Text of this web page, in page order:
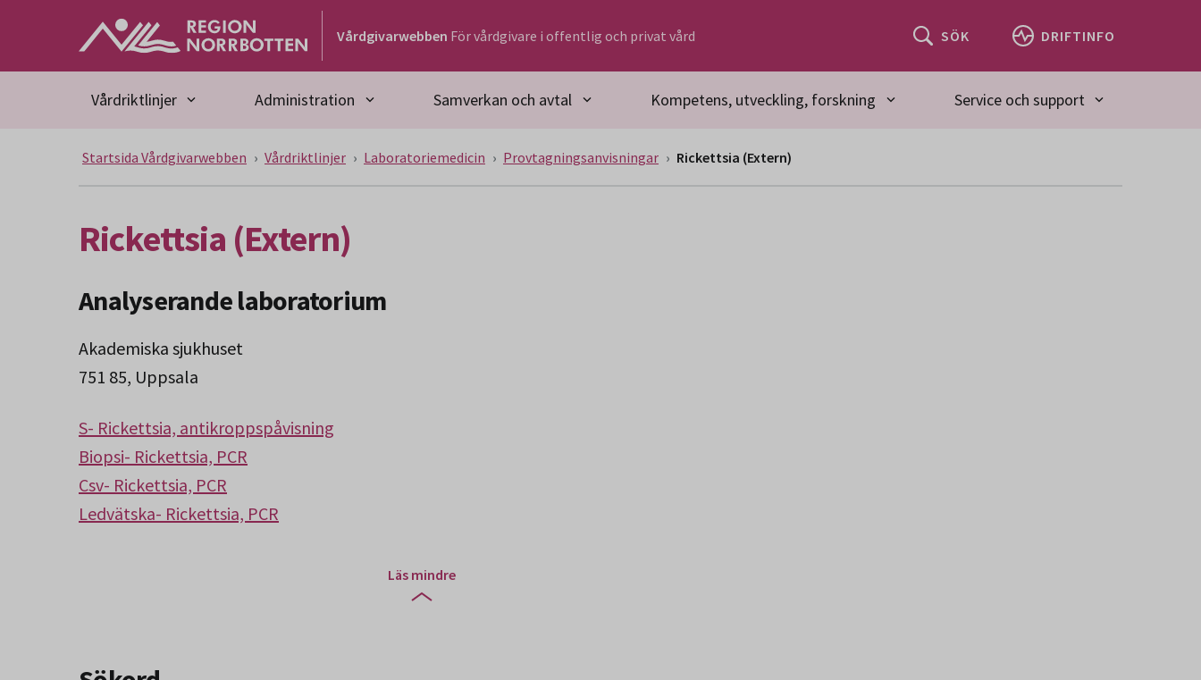
Gå till huvudmeny
Gå till övergripande innehåll
Vårdgivarwebben För vårdgivare i offentlig och privat vård SÖK DRIFTINFO
Vårdriktlinjer Administration Samverkan och avtal Kompetens, utveckling, forskning Service och support
Startsida Vårdgivarwebben Vårdriktlinjer Laboratoriemedicin Provtagningsanvisningar Rickettsia (Extern)
Rickettsia (Extern)
Analyserande laboratorium
Akademiska sjukhuset
751 85, Uppsala
S- Rickettsia, antikroppspåvisning
Biopsi- Rickettsia, PCR
Csv- Rickettsia, PCR
Ledvätska- Rickettsia, PCR
Läs mindre